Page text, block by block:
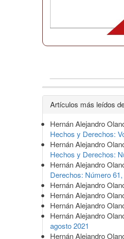
Detalles
del
artículo
Artículos más leídos
Hernán Alejandro
Hechos y Derechos:
Hernán Alejandro
Hechos y Derechos:
Hernán Alejandro
Derechos: Número
Hernán Alejandro
Hernán Alejandro
Hernán Alejandro
Hernán Alejandro
agosto 2021
Hernán Alejandro